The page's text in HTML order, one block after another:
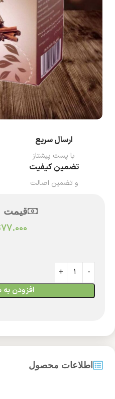
ارسال سریع
با پست پیشتاز
تضمین کیفیت
و تضمین اصالت
77.000
افزودن
اطلاعات محصول